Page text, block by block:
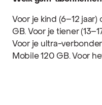
Voor je kind (6–12
GB. Voor je tiener
Voor je ultra-
Mobile 120 GB. Voor